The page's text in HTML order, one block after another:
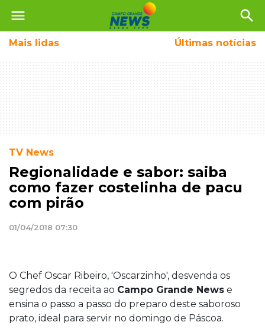
menu search
Mais lidas Últimas notícias
TV News
Regionalidade e sabor: saiba
como fazer costelinha de pacu
com pirão
01/04/2018 07:30
O Chef Oscar Ribeiro, 'Oscarzinho', desvenda os
segredos da receita ao Campo Grande News e
ensina o passo a passo do preparo deste saboroso
prato, ideal para servir no domingo de Páscoa.